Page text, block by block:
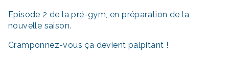
Episode 2 de la pré-gym, en préparation de la
nouvelle saison.
Cramponnez-vous ça devient palpitant !